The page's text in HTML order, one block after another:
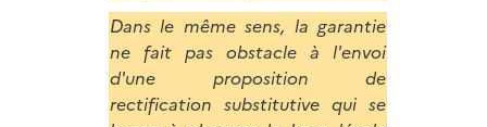
Dans le même sens, la garantie
ne fait pas obstacle à l'envoi
d'une proposition de
rectification substitutive qui se